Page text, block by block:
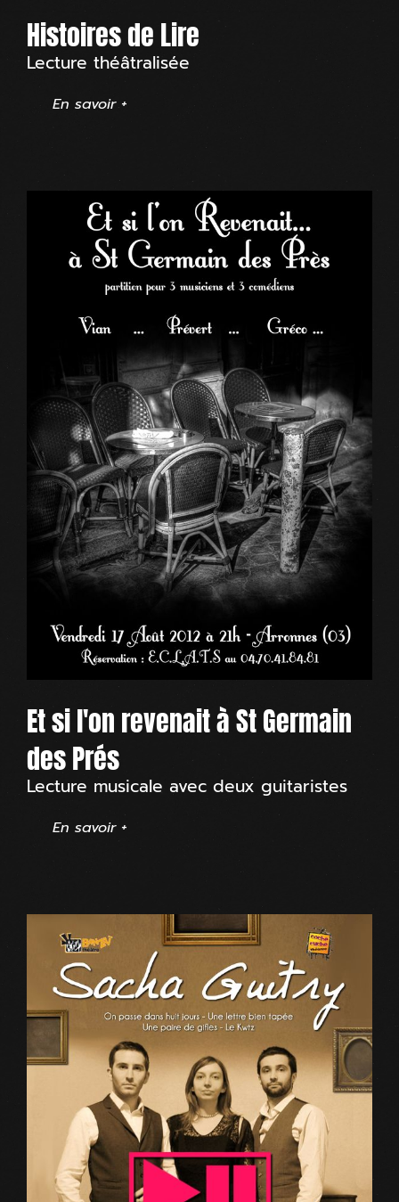
Histoires de Lire
Lecture théâtralisée
En savoir +
Et si l'on revenait à St Germain
des Prés
Lecture musicale avec deux guitaristes
En savoir +